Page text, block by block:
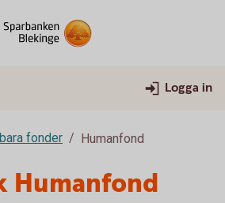
Logga in
fonder Humanfond
Humanfond